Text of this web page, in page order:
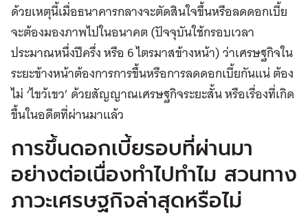
ด้วยเหตุนี้เมื่อธนาคารกลางจะตัดสินใจขึ้นหรือลดดอกเบี้ย
จะต้องมองภาพไปในอนาคต (ปัจจุบันใช้กรอบเวลา
ประมาณหนึ่งปีครึ่ง หรือ 6 ไตรมาสข้างหน้า) ว่าเศรษฐกิจใน
ระยะข้างหน้าต้องการการขึ้นหรือการลดดอกเบี้ยกันแน่ ต้อง
ไม่ ‘ไขว้เขว’ ด้วยสัญญาณเศรษฐกิจระยะสั้น หรือเรื่องที่เกิด
ขึ้นในอดีตที่ผ่านมาแล้ว
การขึ้นดอกเบี้ยรอบที่ผ่านมา
อย่างต่อเนื่องทำไปทำไม สวนทาง
ภาวะเศรษฐกิจล่าสุดหรือไม่